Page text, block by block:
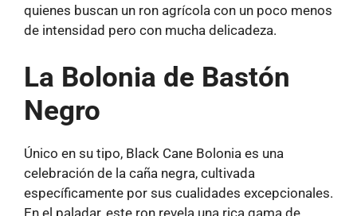
quienes buscan un ron agrícola con un poco menos
de intensidad pero con mucha delicadeza.
La Bolonia de Bastón
Negro
Único en su tipo, Black Cane Bolonia es una
celebración de la caña negra, cultivada
específicamente por sus cualidades excepcionales.
En el paladar, este ron revela una rica gama de